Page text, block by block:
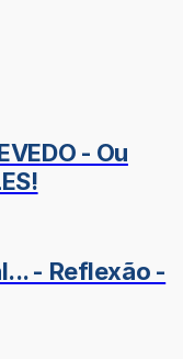
- Ou
- Reflexão -